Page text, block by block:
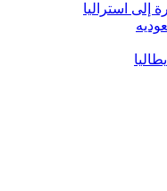
إلى استراليا